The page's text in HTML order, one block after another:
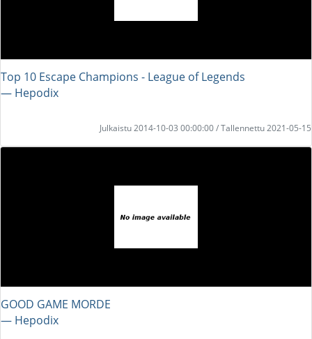
Top 10 Escape Champions - League of Legends
― Hepodix
Julkaistu 2014-10-03 00:00:00 / Tallennettu 2021-05-15
GOOD GAME MORDE
― Hepodix